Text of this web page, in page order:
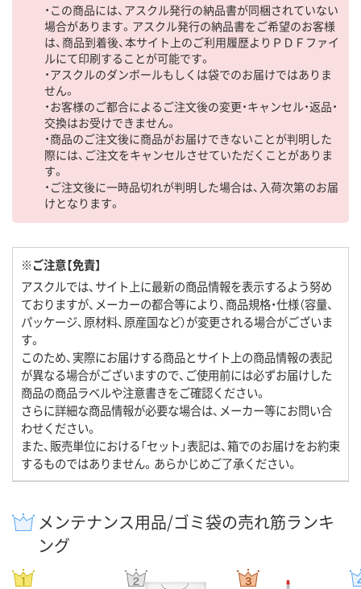
・この商品には、アスクル発行の納品書が同梱されていない
場合があります。アスクル発行の納品書をご希望のお客様
は、商品到着後、本サイト上のご利用履歴よりＰＤＦファイ
ルにて印刷することが可能です。
・アスクルのダンボールもしくは袋でのお届けではありま
せん。
・お客様のご都合によるご注文後の変更・キャンセル・返品・
交換はお受けできません。
・商品のご注文後に商品がお届けできないことが判明した
際には、ご注文をキャンセルさせていただくことがありま
す。
・ご注文後に一時品切れが判明した場合は、入荷次第のお届
けとなります。
※ご注意【免責】
アスクルでは、サイト上に最新の商品情報を表示するよう努め
ておりますが、メーカーの都合等により、商品規格・仕様（容量、
パッケージ、原材料、原産国など）が変更される場合がございま
す。
このため、実際にお届けする商品とサイト上の商品情報の表記
が異なる場合がございますので、ご使用前には必ずお届けした
商品の商品ラベルや注意書きをご確認ください。
さらに詳細な商品情報が必要な場合は、メーカー等にお問い合
わせください。
また、販売単位における「セット」表記は、箱でのお届けをお約束
するものではありません。あらかじめご了承ください。
メンテナンス用品/ゴミ袋の売れ筋ランキ
ング